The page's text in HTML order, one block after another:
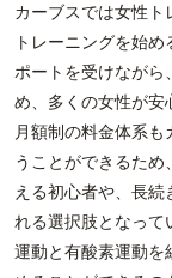
カーブスでは女性ト
トレーニングを始
ポートを受けながら
め、多くの女性が安
月額制の料金体系
うことができるた
える初心者や、長
れる選択肢となって
運動と有酸素運動を